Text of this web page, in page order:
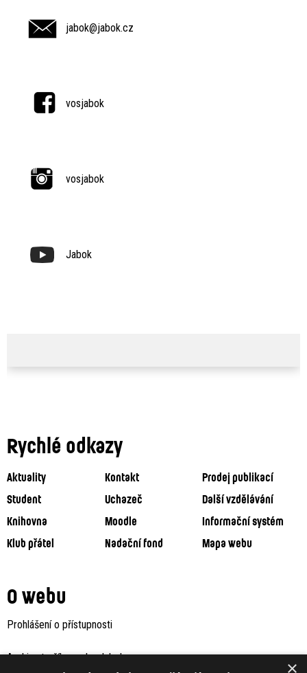
jabok@jabok.cz
vosjabok
vosjabok
Jabok
Rychlé odkazy
Aktuality Kontakt
Prodej publikací
Student
Uchazeč
Další vzdělávání
Knihovna
Moodle
Informační systém
Klub přátel
Nadační fond Mapa webu
O webu
Prohlášení o přístupnosti
Archiv staršího webu Jaboku ×